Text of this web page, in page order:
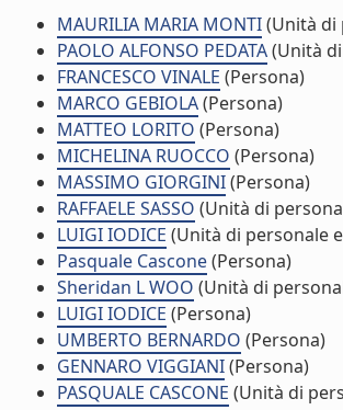
MAURILIA MARIA MONTI(Unità di
PAOLO ALFONSO PEDATA(Unità
FRANCESCO VINALE (Persona)
MARCO GEBIOLA(Persona)
MATTEO LORITO (Persona)
MICHELINA RUOCCO (Persona)
MASSIMO GIORGINI(Persona)
RAFFAELE SASSO (Unità di
LUIGI IODICE (Unità di personale
Pasquale Cascone(Persona)
Sheridan L WOO (Unità di
LUIGI IODICE (Persona)
UMBERTO BERNARDO (Persona)
GENNARO VIGGIANI(Persona)
PASQUALE CASCONE (Unità di